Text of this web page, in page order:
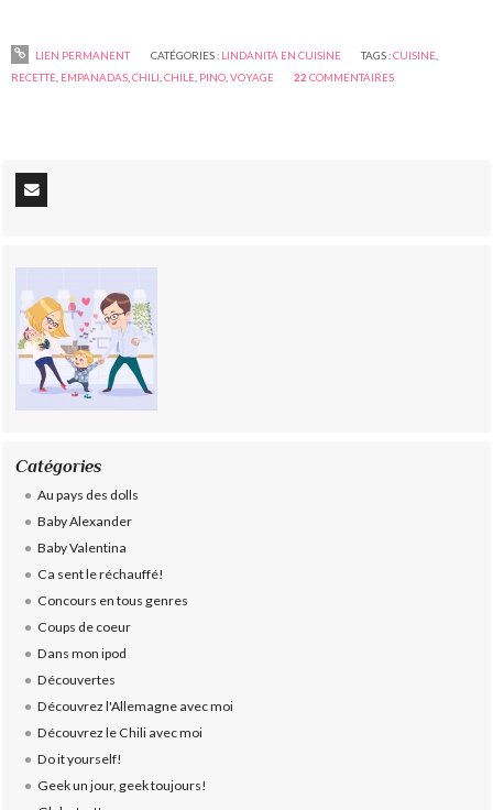
LIEN PERMANENT CATÉGORIES : LINDANITA EN CUISINE TAGS :CUISINE,
RECETTE EMPANADAS ,CHILI ,CHILE PINO ,VOYAGE 22 COMMENTAIRES
Catégories
Au pays des dolls
Baby Alexander
Baby Valentina
Ca sent le réchauffé!
Concours en tous genres
Coups de coeur
Dans mon ipod
Découvertes
Découvrez l'Allemagne avec moi
Découvrez le Chili avec moi
Do it yourself!
Geek un jour, geek toujours!